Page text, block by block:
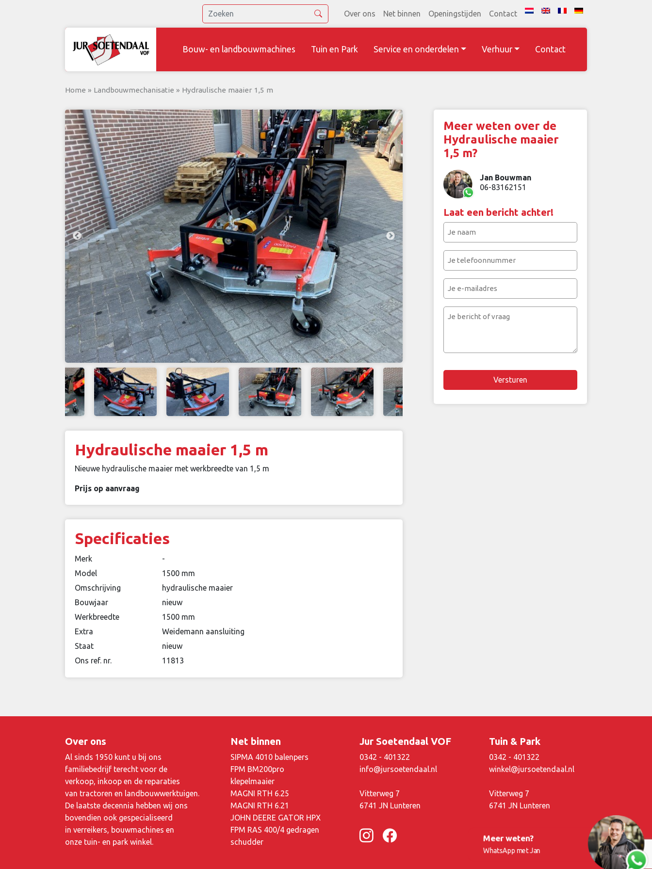
Over ons Net binnen Openingstijden Contact
Bouw- en landbouwmachines Tuin en Park Service en onderdelen Verhuur Contact
Home » Landbouwmechanisatie » Hydraulische maaier 1,5 m
Hydraulische maaier 1,5 m
Nieuwe hydraulische maaier met werkbreedte van 1,5 m
Prijs op aanvraag
Specificaties
Merk
-
Model
1500 mm
Omschrijving
hydraulische maaier
Bouwjaar
nieuw
Werkbreedte
1500 mm
Extra
Weidemann aansluiting
Staat
nieuw
Ons ref. nr.
11813
Meer weten over de
Hydraulische maaier
1,5 m?
Jan Bouwman
06-83162151
Laat een bericht achter!
naam
(Vereist)
telefoonnummer
(Vereist)
e-
mailadres
Meer weten?
WhatsApp met Jan
Over ons
Al sinds 1950 kunt u bij ons
familiebedrijf terecht voor de
verkoop, inkoop en de reparaties
van tractoren en landbouwwerktuigen.
De laatste decennia hebben wij ons
bovendien ook gespecialiseerd
in verreikers, bouwmachines en
onze tuin- en park winkel.
Net binnen
SIPMA 4010 balenpers
FPM BM200pro
klepelmaaier
MAGNI RTH 6.25
MAGNI RTH 6.21
JOHN DEERE GATOR HPX
FPM RAS 400/4 gedragen
schudder
Jur Soetendaal VOF
0342 - 401322
info@jursoetendaal.nl
Vitterweg 7
6741 JN Lunteren
Tuin & Park
0342 - 401322
winkel@jursoetendaal.nl
Vitterweg 7
6741 JN Lunteren